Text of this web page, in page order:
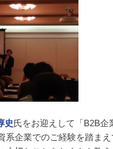
史氏をお迎えして「B2B企
系企業でのご経験を踏ま